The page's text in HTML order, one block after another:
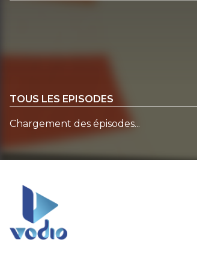
TOUS LES EPISODES
Chargement des épisodes...